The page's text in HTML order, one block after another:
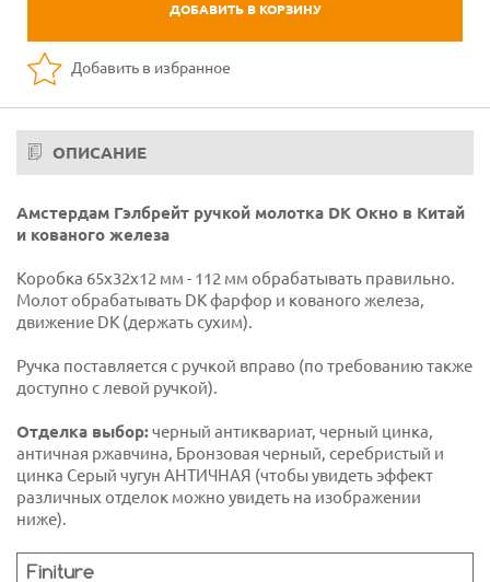
ДОБАВИТЬ В КОРЗИНУ
Добавить в избранное
ОПИСАНИЕ
Амстердам Гэлбрейт ручкой молотка DK Окно в Китай
и кованого железа
Коробка 65x32x12 мм - 112 мм обрабатывать правильно.
Молот обрабатывать DK фарфор и кованого железа,
движение DK (держать сухим).
Ручка поставляется с ручкой вправо (по требованию также
доступно с левой ручкой).
Отделка выбор:черный антиквариат, черный цинка,
античная ржавчина, Бронзовая черный, серебристый и
цинка Серый чугун АНТИЧНАЯ (чтобы увидеть эффект
различных отделок можно увидеть на изображении
ниже).